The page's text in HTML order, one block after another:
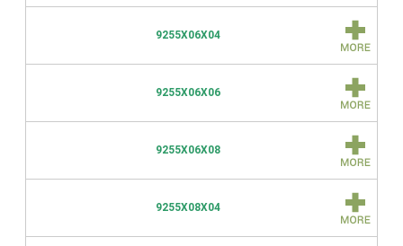
9255X06X04
9255X06X06
9255X06X08
9255X08X04